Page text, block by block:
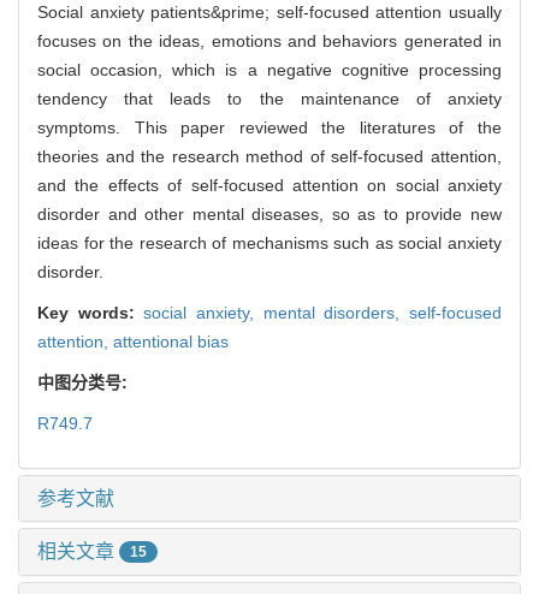
Social anxiety patients&prime; self-focused attention usually
focuses on the ideas, emotions and behaviors generated in
social occasion, which is a negative cognitive processing
tendency that leads to the maintenance of anxiety
symptoms. This paper reviewed the literatures of the
theories and the research method of self-focused attention,
and the effects of self-focused attention on social anxiety
disorder and other mental diseases, so as to provide new
ideas for the research of mechanisms such as social anxiety
disorder.
Key words:social anxiety, mental disorders,self-focused
attention, attentional bias
中图分类号:
R749.7
参考文献
相关文章 15